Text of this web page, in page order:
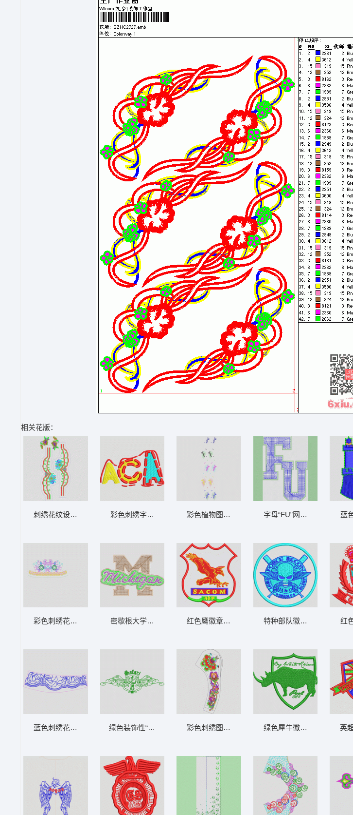
相关花版：
刺绣花纹设计图 曲线条
彩色刺绣花边设计图 裙边
蓝色刺绣花边图案设计图 裙边
彩色刺绣字母ACA 字母
密歇根大学标志图案 毛巾绣M
绿色装饰性“Safari”标志 章仔
彩色植物图案装饰图 窗帘
红色鹰徽章标志 鹰章仔
彩色刺绣图案设计图 民族吉祥花
字母“FU”网格设计图 毛巾
特种部队徽章设计 骷髅章仔
绿色犀牛徽章设计 章仔
蓝
红
英